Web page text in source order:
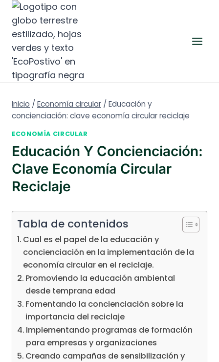
Saltar
contenido
Inicio / Economía circular / Educación y
concienciación: clave economía circular reciclaje
ECONOMÍA CIRCULAR
Educación Y Concienciación:
Clave Economía Circular
Reciclaje
Tabla de contenidos
Cual es el papel de la educación y
concienciación en la implementación de la
economía circular en el reciclaje.
Promoviendo la educación ambiental
desde temprana edad
Fomentando la concienciación sobre la
importancia del reciclaje
Implementando programas de formación
para empresas y organizaciones
Creando campañas de sensibilización y